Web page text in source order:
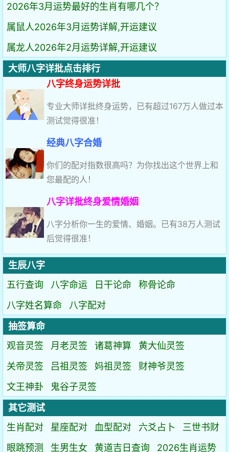
2026年3月运势最好的生肖有哪几个？
属鼠人2026年3月运势详解,开运建议
属龙人2026年2月运势详解,开运建议
大师八字详批点击排行
八字终身运势详批
专业大师详批终身运势，已有超过167万人做过本
测试觉得很准！
经典八字合婚
你们的配对指数很高吗？为你找出这个世界上和
您最配的人！
八字详批终身爱情婚姻
八字分析你一生的爱情、婚姻。已有38万人测试
后觉得很准！
生辰八字
五行查询
八字命运 日干论命
称骨论命
八字姓名算命
八字配对
抽签算命
观音灵签
月老灵签 诸葛神算
黄大仙灵签
关帝灵签
吕祖灵签 妈祖灵签
财神爷灵签
文王神卦
鬼谷子灵签
其它测试
生肖配对
星座配对 血型配对 六爻占卜
三世书财
眼跳预测
生男生女 黄道吉日查询 2026生肖运势